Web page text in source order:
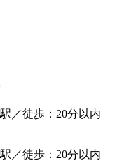
可
／徒歩：20分以内
／徒歩：20分以内